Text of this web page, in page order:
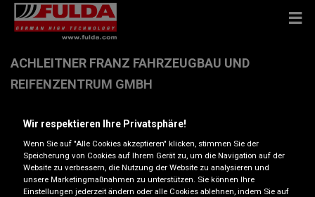
ACHLEITNER FRANZ FAHRZEUGBAU UND
REIFENZENTRUM GMBH
Innsbrucker Str. 94 , 6300 Woergl
Anfahrtsbeschreibung
Wir respektieren Ihre Privatsphäre!
Wenn Sie auf "Alle Cookies akzeptieren" klicken, stimmen Sie der
Speicherung von Cookies auf Ihrem Gerät zu, um die Navigation auf der
Website zu verbessern, die Nutzung der Website zu analysieren und
unsere Marketingmaßnahmen zu unterstützen. Sie können Ihre
Einstellungen jederzeit ändern oder alle Cookies ablehnen, indem Sie auf